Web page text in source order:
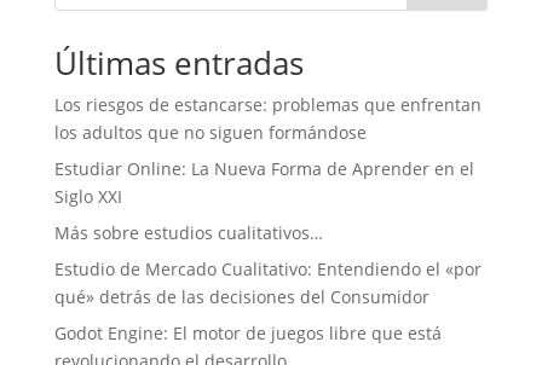
Últimas entradas
Los riesgos de estancarse: problemas que enfrentan
los adultos que no siguen formándose
Estudiar Online: La Nueva Forma de Aprender en el
Siglo XXI
Más sobre estudios cualitativos…
Estudio de Mercado Cualitativo: Entendiendo el «por
qué» detrás de las decisiones del Consumidor
Godot Engine: El motor de juegos libre que está